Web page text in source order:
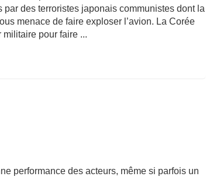
des terroristes japonais communistes dont la
menace de faire exploser l’avion. La Corée
pour faire ...
performance des acteurs, même si parfois un